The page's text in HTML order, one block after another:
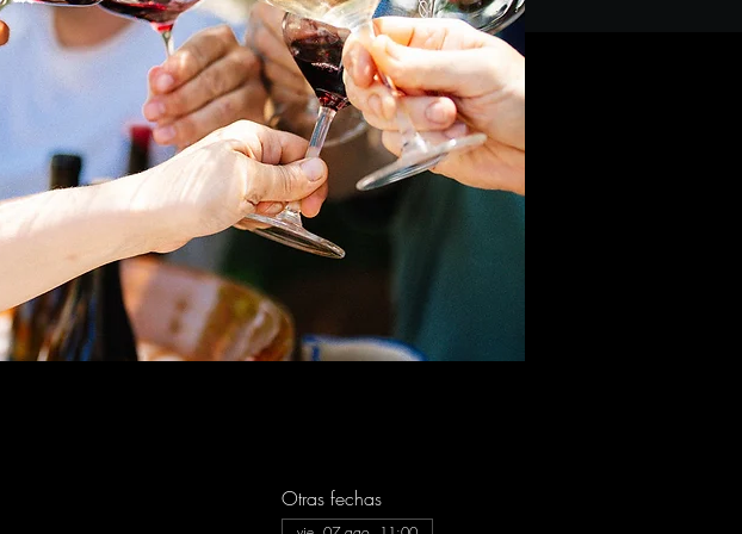
Otras fechas